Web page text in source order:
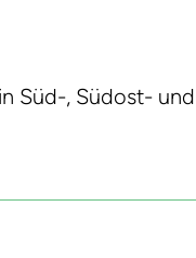
Süd-, Südost-